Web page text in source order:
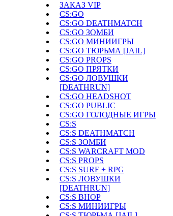
ЗАКАЗ VIP
CS:GO
CS:GO DEATHMATCH
CS:GO ЗОМБИ
CS:GO МИНИИГРЫ
CS:GO ТЮРЬМА [JAIL]
CS:GO PROPS
CS:GO ПРЯТКИ
CS:GO ЛОВУШКИ
[DEATHRUN]
CS:GO HEADSHOT
CS:GO PUBLIC
CS:GO ГОЛОДНЫЕ ИГРЫ
CS:S
CS:S DEATHMATCH
CS:S ЗОМБИ
CS:S WARCRAFT MOD
CS:S PROPS
CS:S SURF + RPG
CS:S ЛОВУШКИ
[DEATHRUN]
CS:S BHOP
CS:S МИНИИГРЫ